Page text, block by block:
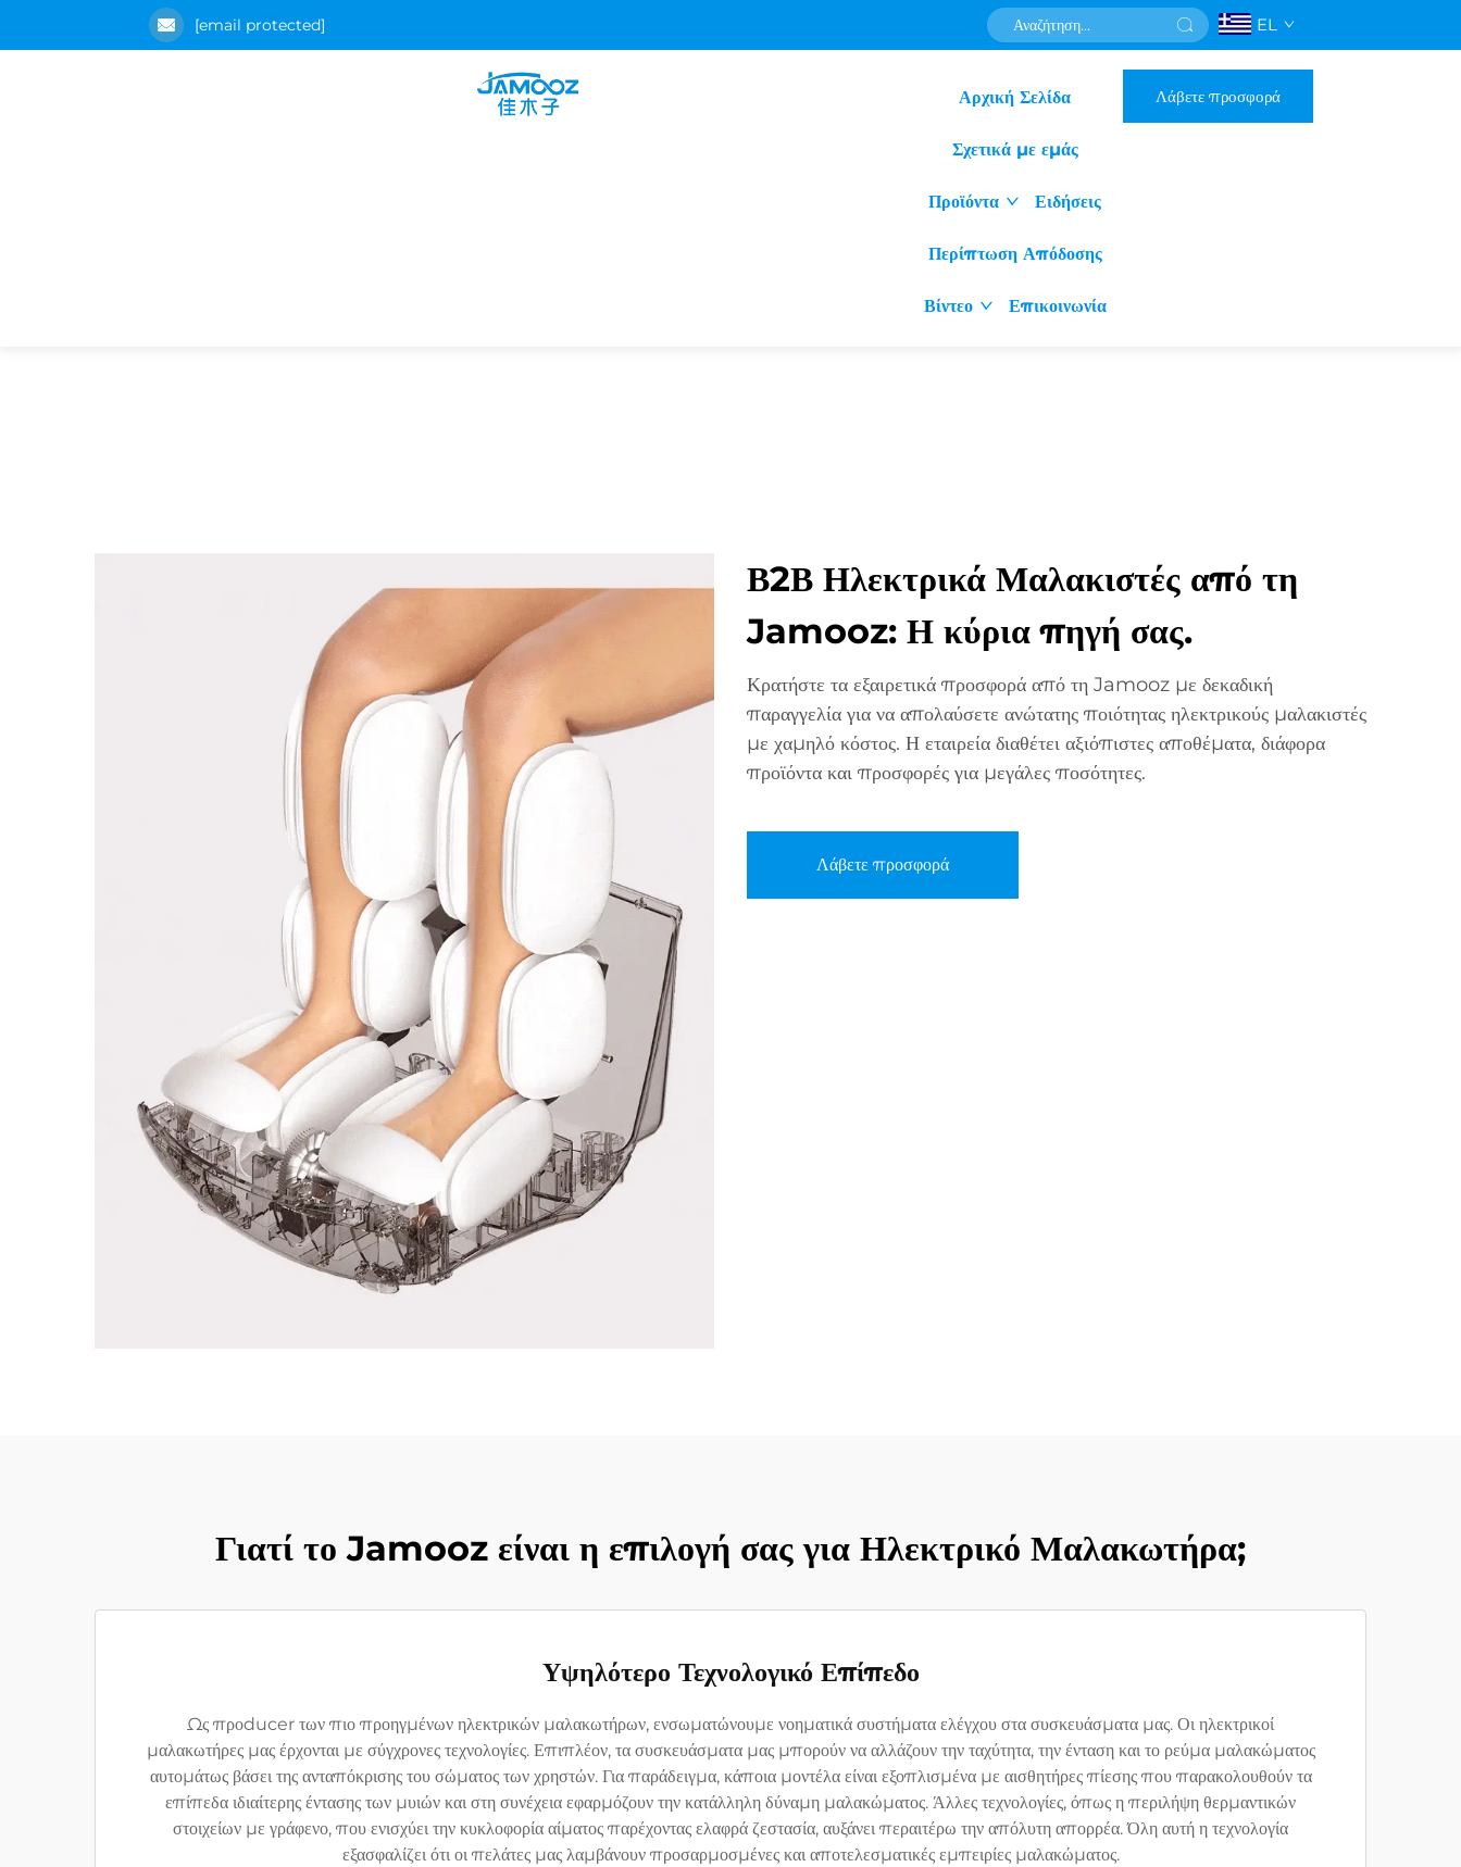
[email protected] EL
Αρχική Σελίδα
Σχετικά με εμάς
Προϊόντα Ειδήσεις
Περίπτωση Απόδοσης
Βίντεο Επικοινωνία
Λάβετε προσφορά
Β2Β Ηλεκτρικά Μαλακιστές από τη
Jamooz: Η κύρια πηγή σας.
Κρατήστε τα εξαιρετικά προσφορά από τη Jamooz με δεκαδική
παραγγελία για να απολαύσετε ανώτατης ποιότητας ηλεκτρικούς μαλακιστές
με χαμηλό κόστος. Η εταιρεία διαθέτει αξιόπιστες αποθέματα, διάφορα
προϊόντα και προσφορές για μεγάλες ποσότητες.
Λάβετε προσφορά
Γιατί το Jamooz είναι η επιλογή σας για Ηλεκτρικό Μαλακωτήρα;
Υψηλότερο Τεχνολογικό Επίπεδο
Ως προducer των πιο προηγμένων ηλεκτρικών μαλακωτήρων, ενσωματώνουμε νοηματικά συστήματα ελέγχου στα συσκευάσματα μας. Οι ηλεκτρικοί
μαλακωτήρες μας έρχονται με σύγχρονες τεχνολογίες. Επιπλέον, τα συσκευάσματα μας μπορούν να αλλάζουν την ταχύτητα, την ένταση και το ρεύμα μαλακώματος
αυτομάτως βάσει της ανταπόκρισης του σώματος των χρηστών. Για παράδειγμα, κάποια μοντέλα είναι εξοπλισμένα με αισθητήρες πίεσης που παρακολουθούν τα
επίπεδα ιδιαίτερης έντασης των μυιών και στη συνέχεια εφαρμόζουν την κατάλληλη δύναμη μαλακώματος. Άλλες τεχνολογίες, όπως η περιλήψη θερμαντικών
στοιχείων με γράφενο, που ενισχύει την κυκλοφορία αίματος παρέχοντας ελαφρά ζεστασία, αυξάνει περαιτέρω την απόλυτη απορρέα. Όλη αυτή η τεχνολογία
εξασφαλίζει ότι οι πελάτες μας λαμβάνουν προσαρμοσμένες και αποτελεσματικές εμπειρίες μαλακώματος.